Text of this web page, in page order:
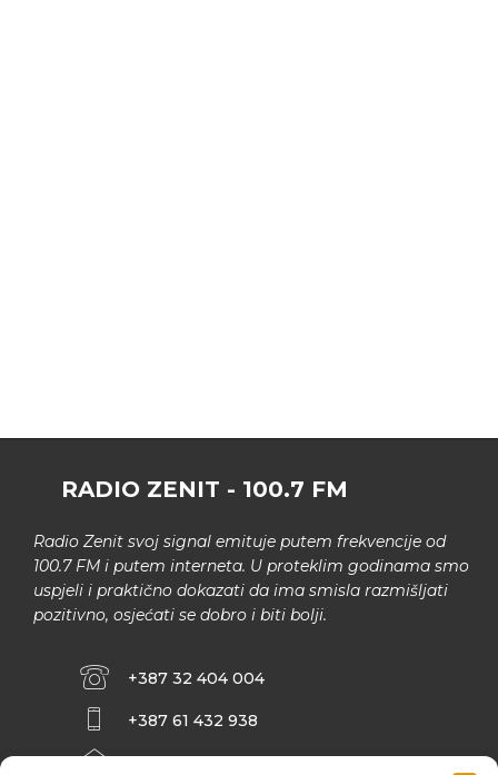
RADIO ZENIT - 100.7 FM
Radio Zenit svoj signal emituje putem frekvencije od
100.7 FM i putem interneta. U proteklim godinama smo
uspjeli i praktično dokazati da ima smisla razmišljati
pozitivno, osjećati se dobro i biti bolji.
+387 32 404 004
+387 61 432 938
INFO@ZENIT.BA